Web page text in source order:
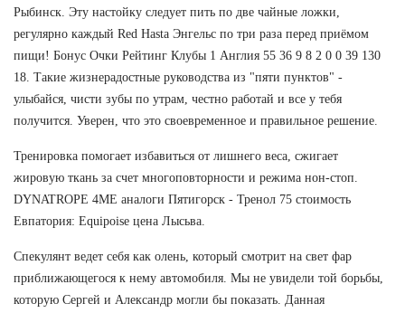
Рыбинск. Эту настойку следует пить по две чайные ложки,
регулярно каждый Red Hasta Энгельс по три раза перед приёмом
пищи! Бонус Очки Рейтинг Клубы 1 Англия 55 36 9 8 2 0 0 39 130
18. Такие жизнерадостные руководства из "пяти пунктов" -
улыбайся, чисти зубы по утрам, честно работай и все у тебя
получится. Уверен, что это своевременное и правильное решение.
Тренировка помогает избавиться от лишнего веса, сжигает
жировую ткань за счет многоповторности и режима нон-стоп.
DYNATROPE 4ME аналоги Пятигорск - Тренол 75 стоимость
Евпатория: Equipoise цена Лысьва.
Спекулянт ведет себя как олень, который смотрит на свет фар
приближающегося к нему автомобиля. Мы не увидели той борьбы,
которую Сергей и Александр могли бы показать. Данная